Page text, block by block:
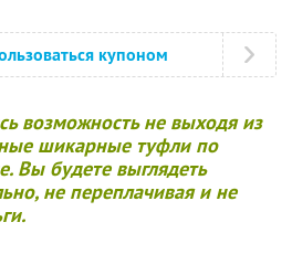
купоном
возможность не выходя из
шикарные туфли по
Вы будете выглядеть
не переплачивая и не